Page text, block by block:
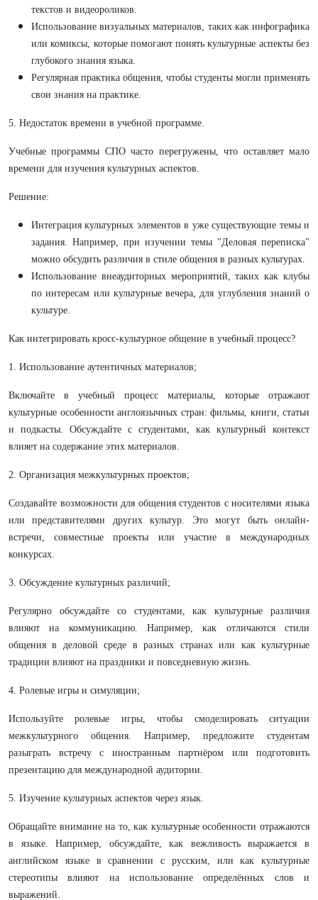
текстов и видеороликов.
Использование визуальных материалов, таких как инфографика
или комиксы, которые помогают понять культурные аспекты без
глубокого знания языка.
Регулярная практика общения, чтобы студенты могли применять
свои знания на практике.
5. Недостаток времени в учебной программе.
Учебные программы СПО часто перегружены, что оставляет мало
времени для изучения культурных аспектов.
Решение:
Интеграция культурных элементов в уже существующие темы и
задания. Например, при изучении темы "Деловая переписка"
можно обсудить различия в стиле общения в разных культурах.
Использование внеаудиторных мероприятий, таких как клубы
по интересам или культурные вечера, для углубления знаний о
культуре.
Как интегрировать кросс-культурное общение в учебный процесс?
1. Использование аутентичных материалов;
Включайте в учебный процесс материалы, которые отражают
культурные особенности англоязычных стран: фильмы, книги, статьи
и подкасты. Обсуждайте с студентами, как культурный контекст
влияет на содержание этих материалов.
2. Организация межкультурных проектов;
Создавайте возможности для общения студентов с носителями языка
или представителями других культур. Это могут быть онлайн-
встречи, совместные проекты или участие в международных
конкурсах.
3. Обсуждение культурных различий;
Регулярно обсуждайте со студентами, как культурные различия
влияют на коммуникацию. Например, как отличаются стили
общения в деловой среде в разных странах или как культурные
традиции влияют на праздники и повседневную жизнь.
4. Ролевые игры и симуляции;
Используйте ролевые игры, чтобы смоделировать ситуации
межкультурного общения. Например, предложите студентам
разыграть встречу с иностранным партнёром или подготовить
презентацию для международной аудитории.
5. Изучение культурных аспектов через язык.
Обращайте внимание на то, как культурные особенности отражаются
в языке. Например, обсуждайте, как вежливость выражается в
английском языке в сравнении с русским, или как культурные
стереотипы влияют на использование определённых слов и
выражений.